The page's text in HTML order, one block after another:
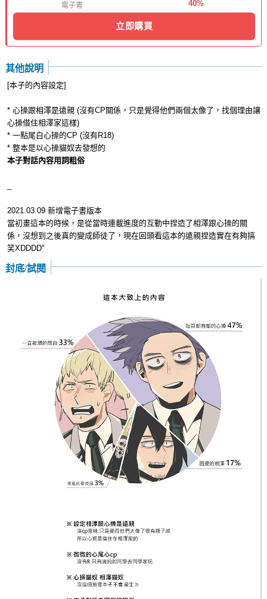
電子書
40%
立即購買
其他說明
[本子的內容設定]
* 心操跟相澤是遠親 (沒有CP關係，只是覺得他們兩個太像了，找個理由讓
心操借住相澤家這樣)
* 一點尾白心操的CP (沒有R18)
* 整本是以心操貓奴去發想的
本子對話內容用詞粗俗
2021.03.09 新增電子書版本
當初畫這本的時候，是從當時連載進度的互動中捏造了相澤跟心操的關
係，沒想到之後真的變成師徒了，現在回頭看這本的遠親捏造實在有夠搞
笑XDDDD"
封底/試閱